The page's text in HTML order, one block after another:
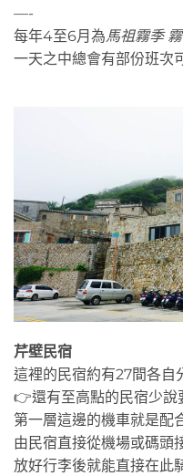
—-
每年4至6月為馬祖霧季
一天之中總會有部份班次
芹壁民宿
這裡的民宿約有27間各自
👉還有至高點的民宿少說
第一層這邊的機車就是配
由民宿直接從機場或碼頭
放好行李後就能直接在此